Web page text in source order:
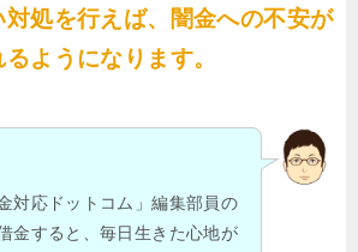
処を行えば、闇金への不安が
ようになります。
対応ドットコム」編集部員の
金すると、毎日生きた心地が